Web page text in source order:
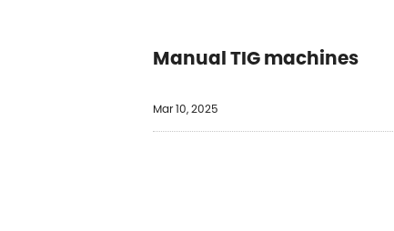
Manual TIG machines
Mar 10, 2025